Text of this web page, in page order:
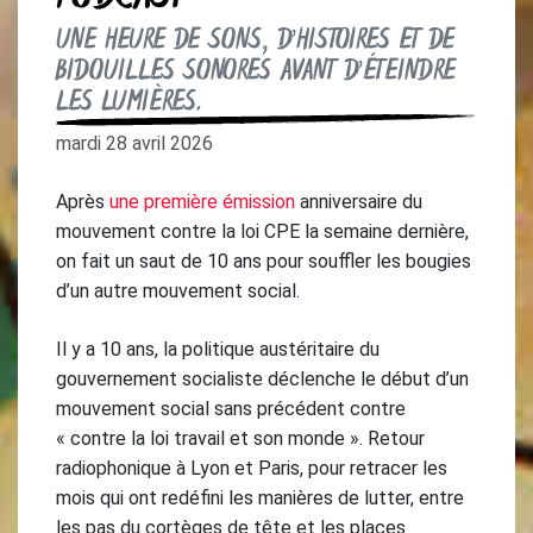
UNE HEURE DE SONS, D’HISTOIRES ET DE
BIDOUILLES SONORES AVANT D’ÉTEINDRE
LES LUMIÈRES.
mardi 28 avril 2026
Après une première émission anniversaire du
mouvement contre la loi CPE la semaine dernière,
on fait un saut de 10 ans pour souffler les bougies
d’un autre mouvement social.
Il y a 10 ans, la politique austéritaire du
gouvernement socialiste déclenche le début d’un
mouvement social sans précédent contre
« contre la loi travail et son monde ». Retour
radiophonique à Lyon et Paris, pour retracer les
mois qui ont redéfini les manières de lutter, entre
les pas du cortèges de tête et les places